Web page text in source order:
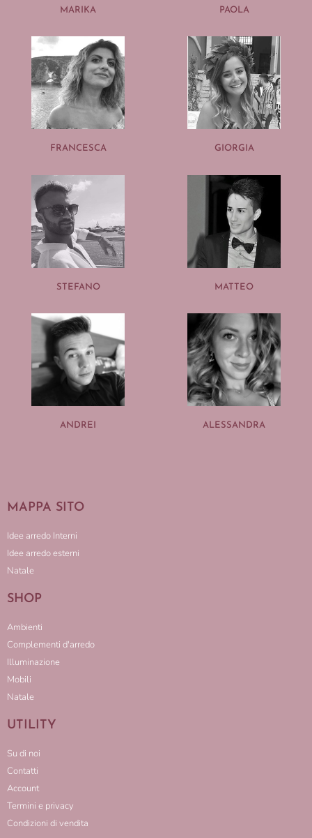
MARIKA PAOLA
FRANCESCA GIORGIA
STEFANO MATTEO
ANDREI ALESSANDRA
MAPPA SITO
Idee arredo Interni
Idee arredo esterni
Natale
SHOP
Ambienti
Complementi d'arredo
Illuminazione
Mobili
Natale
UTILITY
Su di noi
Contatti
Account
Termini e privacy
Condizioni di vendita